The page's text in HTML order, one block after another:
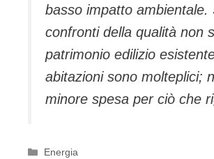
basso impatto
confronti della qualità non
patrimonio edilizio
abitazioni sono molteplici;
minore spesa per ciò che
Categorie
Energia